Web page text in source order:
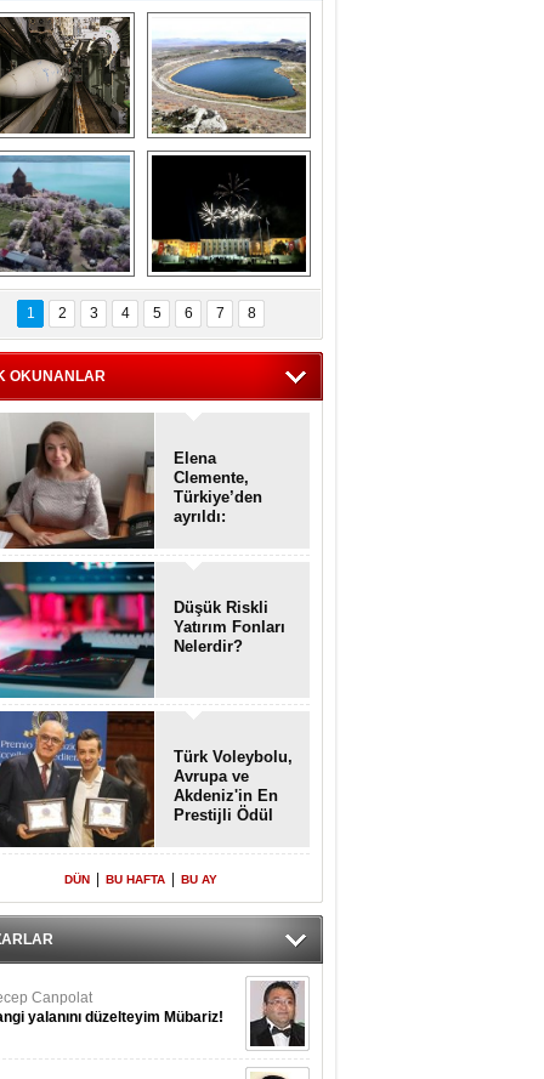
Askeri gemi
terk
gemilerin
etkileyici
görüntüleri
Kapadokya'nın
ilkbaharda bir başka
güzel
kalan
Akdamar Adası
çiçekleri ile
bir güzellik
Haftanın
fotoğrafları
1 2 3 4 5 6 7 8
OKUNANLAR
Elena
Clemente,
Türkiye’den
ayrıldı:
Enkaz!
Düşük Riskli
Yatırım Fonları
Nelerdir?
Türk Voleybolu,
Avrupa ve
Akdeniz'in En
Prestijli Ödül
Yeniden Onur
Konuğu
DÜN BU HAFTA BU AY
Canpolat
yalanını düzelteyim Mübariz!